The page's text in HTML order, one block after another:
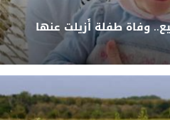
استمرت 10 أسابيع.. وفاة طفلة أُزيلت عنها